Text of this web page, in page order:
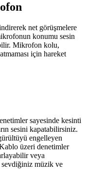
net görüşmelere
konumu sesin
Mikrofon kolu,
için hareket
sayesinde kesinti
sesini kapatabilirsiniz.
engelleyen
üzeri denetimler
veya
sevdiğiniz müzik ve